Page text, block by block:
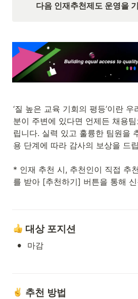
다음 인재추천제도 운영을
‘질 높은 교육 기회의 평등’이란
분이 주변에 있다면 언제든 채용
립니다. 실력 있고 훌륭한 팀원을
용 단계에 따라 감사의 보상을 드
* 인재 추천 시, 추천인이 직접 추
를 받아 [추천하기] 버튼을 통해
대상 포지션
• 마감
추천 방법